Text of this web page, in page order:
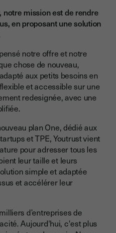
notre mission est de rendre
en proposant une solution
notre offre et notre
chose de nouveau,
aux petits besoins en
et accessible sur une
redesignée, avec une
plan One, dédié aux
et TPE, Youtrust vient
pour adresser tous les
leur taille et leurs
simple et adaptée
et accélérer leur
d’entreprises de
Aujourd'hui, c'est plus